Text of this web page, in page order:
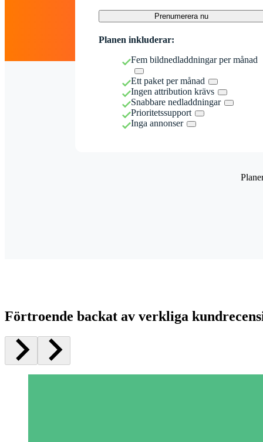
Prenumerera nu
Planen inkluderar:
Fem bildnedladdningar per månad
Ett paket per månad
Ingen attribution krävs
Snabbare nedladdningar
Prioritetssupport
Inga annonser
Förtroende backat av verkliga